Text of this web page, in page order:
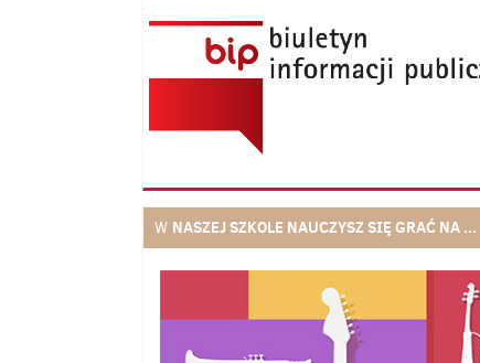
W NASZEJ SZKOLE NAUCZYSZ SIĘ GRAĆ NA ...